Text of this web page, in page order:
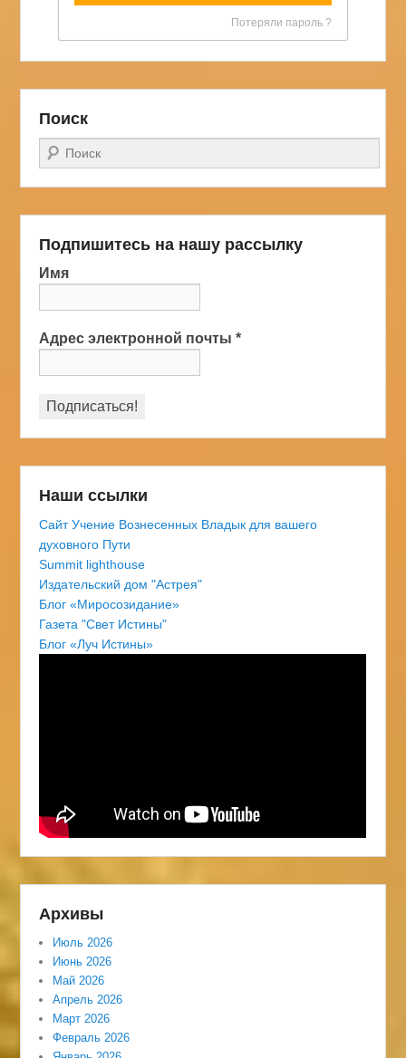
Потеряли пароль ?
Поиск
Поиск
Подпишитесь на нашу рассылку
Имя
Адрес электронной почты*
Наши ссылки
Сайт Учение Вознесенных Владык для вашего
духовного Пути
Summit lighthouse
Издательский дом "Астрея"
Блог «Миросозидание»
Газета "Свет Истины"
Блог «Луч Истины»
Архивы
Июль 2026
Июнь 2026
Май 2026
Апрель 2026
Март 2026
Февраль 2026